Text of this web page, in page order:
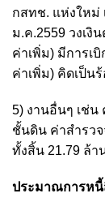
กสทช. แห่งใหม่
ม.ค.2559 วงเ
ค่าเพิ่ม) มีการเ
ค่าเพิ่ม) คิดเป็น
5) งานอื่นๆ เช่น
ชั้นดิน ค่าสำรวจ
ทั้งสิ้น 21.79 ล้า
ประมาณการห